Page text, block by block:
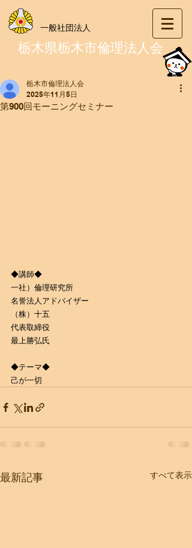
一般社団法人
栃木県栃木市倫理法人会
第900回モーニングセミナー
栃木市倫理法人会
2025年11月5日
◆講師◆
一社）倫理研究所
名誉法人アドバイザー
（株）十五
代表取締役
最上勝弘氏
​◆テーマ◆
​己が一切
最新記事 すべて表示